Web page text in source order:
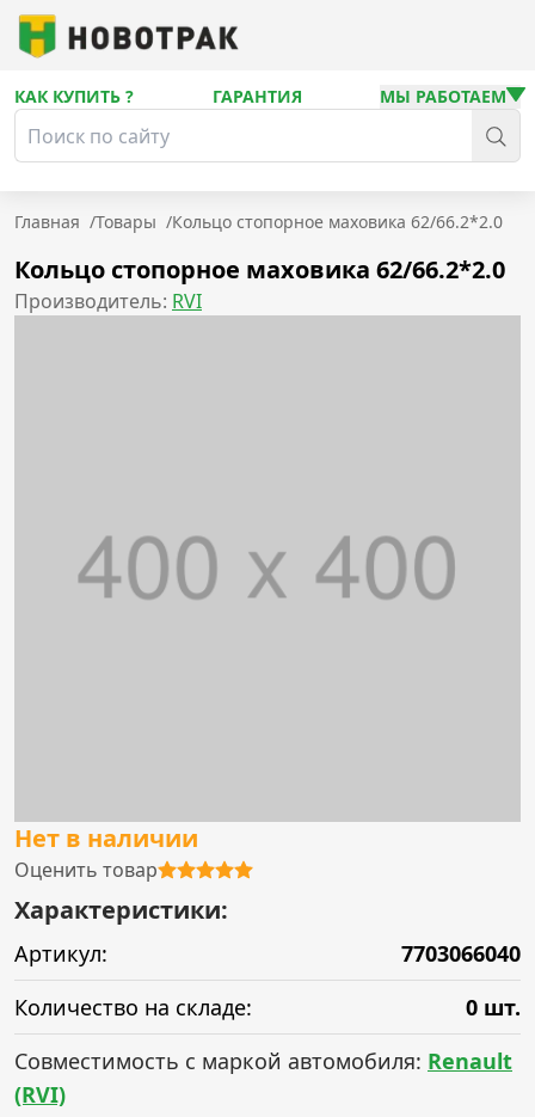
КАК КУПИТЬ ? ГАРАНТИЯ МЫ РАБОТАЕМ
Главная /Товары /Кольцо стопорное маховика 62/66.2*2.0
Кольцо стопорное маховика 62/66.2*2.0
Производитель: RVI
Нет в наличии
Оценить товар
Характеристики:
Артикул:
7703066040
Количество на складе:
0 шт.
Совместимость с маркой автомобиля: Renault
(RVI)